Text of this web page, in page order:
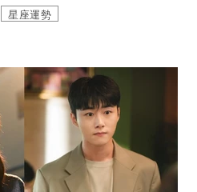
星座運勢